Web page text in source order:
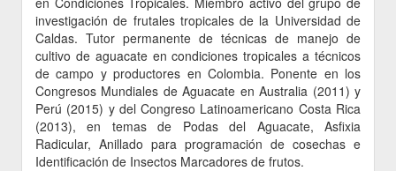
investigación de frutales tropicales de la Universidad de
Caldas. Tutor permanente de técnicas de manejo de
cultivo de aguacate en condiciones tropicales a técnicos
de campo y productores en Colombia. Ponente en los
Congresos Mundiales de Aguacate en Australia (2011) y
Perú (2015) y del Congreso Latinoamericano Costa Rica
(2013), en temas de Podas del Aguacate, Asfixia
Radicular, Anillado para programación de cosechas e
Identificación de Insectos Marcadores de frutos.